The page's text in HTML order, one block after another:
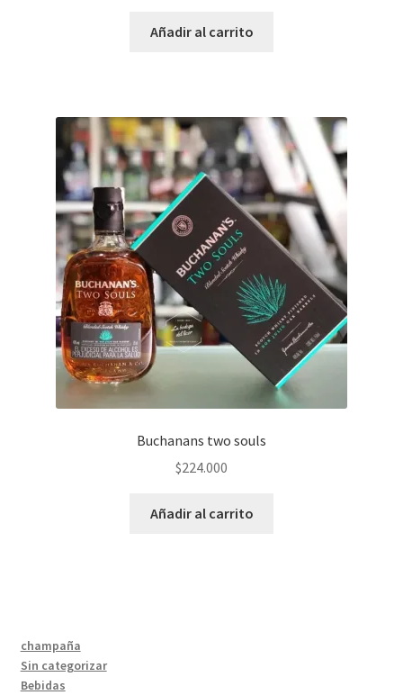
Añadir al carrito
Buchanans two souls
$224.000
Añadir al carrito
champaña
Sin categorizar
Bebidas